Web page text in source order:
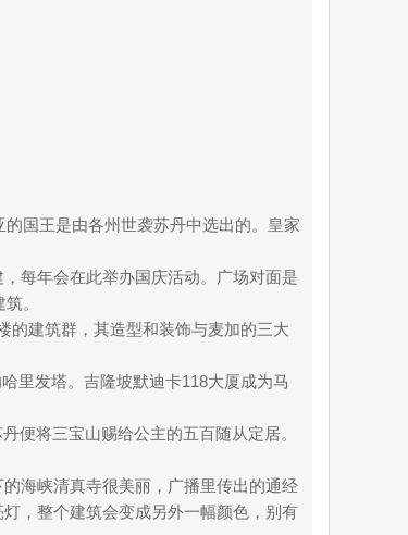
国王是由各州世袭苏丹中选出的。皇家
每年会在此举办国庆活动。广场对面是
。
的建筑群，其造型和装饰与麦加的三大
里发塔。吉隆坡默迪卡118大厦成为马
便将三宝山赐给公主的五百随从定居。
海峡清真寺很美丽，广播里传出的通经
，整个建筑会变成另外一幅颜色，别有